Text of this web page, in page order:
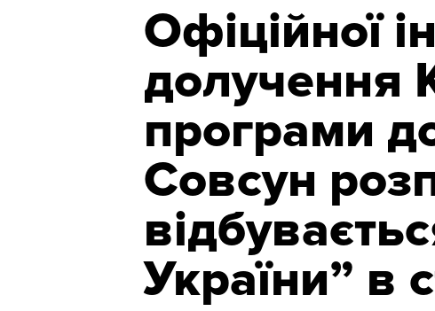
Офіційної
долучення
програми
Совсун
України” в